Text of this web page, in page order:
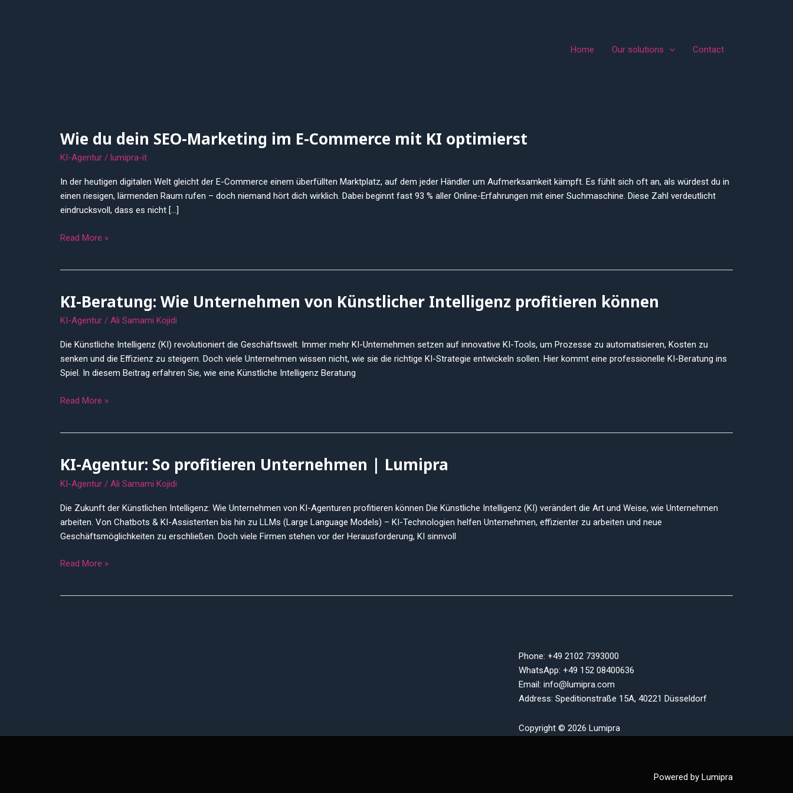
Home
Our solutions Contact
Wie du dein SEO-Marketing im E-Commerce mit KI optimierst
KI-Agentur / lumipra-it
In der heutigen digitalen Welt gleicht der E-Commerce einem überfüllten Marktplatz, auf dem jeder Händler um Aufmerksamkeit kämpft. Es fühlt sich oft an, als würdest du in
einen riesigen, lärmenden Raum rufen – doch niemand hört dich wirklich. Dabei beginnt fast 93 % aller Online-Erfahrungen mit einer Suchmaschine. Diese Zahl verdeutlicht
eindrucksvoll, dass es nicht […]
Wie
dein
SEO-
Marketing
im
Commerce
Read More »
KI-Beratung: Wie Unternehmen von Künstlicher Intelligenz profitieren können
KI-Agentur / Ali Samami Kojidi
Die Künstliche Intelligenz (KI) revolutioniert die Geschäftswelt. Immer mehr KI-Unternehmen setzen auf innovative KI-Tools, um Prozesse zu automatisieren, Kosten zu
senken und die Effizienz zu steigern. Doch viele Unternehmen wissen nicht, wie sie die richtige KI-Strategie entwickeln sollen. Hier kommt eine professionelle KI-Beratung ins
Spiel. In diesem Beitrag erfahren Sie, wie eine Künstliche Intelligenz Beratung
KI-
Wie
Unternehmen
von
Künstlicher
profitieren
Read More »
KI-Agentur: So profitieren Unternehmen | Lumipra
KI-Agentur / Ali Samami Kojidi
Die Zukunft der Künstlichen Intelligenz: Wie Unternehmen von KI-Agenturen profitieren können Die Künstliche Intelligenz (KI) verändert die Art und Weise, wie Unternehmen
arbeiten. Von Chatbots & KI-Assistenten bis hin zu LLMs (Large Language Models) – KI-Technologien helfen Unternehmen, effizienter zu arbeiten und neue
Geschäftsmöglichkeiten zu erschließen. Doch viele Firmen stehen vor der Herausforderung, KI sinnvoll
KI-
So
profitieren
Unternehmen
|
Read More »
Phone: +49 2102 7393000
WhatsApp: +49 152 08400636
Email: info@lumipra.com
Address: Speditionstraße 15A, 40221 Düsseldorf
Copyright © 2026 Lumipra
Powered by Lumipra